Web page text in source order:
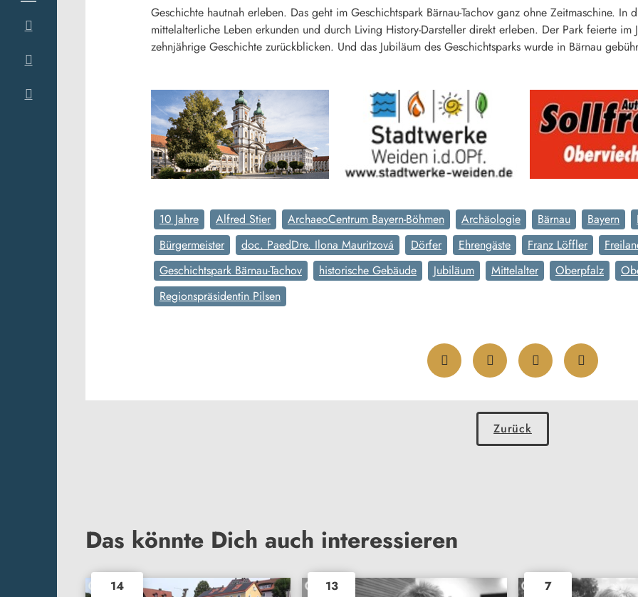
Geschichte hautnah erleben. Das geht im Geschichtspark Bärnau-Tachov ganz ohne Zeitmaschine.
mittelalterliche Leben erkunden und durch Living History-Darsteller direkt erleben. Der Park feierte
zehnjährige Geschichte zurückblicken. Und das Jubiläum des Geschichtsparks wurde in Bärnau
10 Jahre Alfred Stier ArchaeoCentrum Bayern-Böhmen Archäologie Bärnau Bayern
Bürgermeister
doc. PaedDre. Ilona Mauritzová Dörfer Ehrengäste Franz Löffler
Geschichtspark Bärnau-Tachov
historische Gebäude Jubiläum Mittelalter Oberpfalz
Regionspräsidentin Pilsen
Zurück
Das könnte Dich auch interessieren
14 13 7